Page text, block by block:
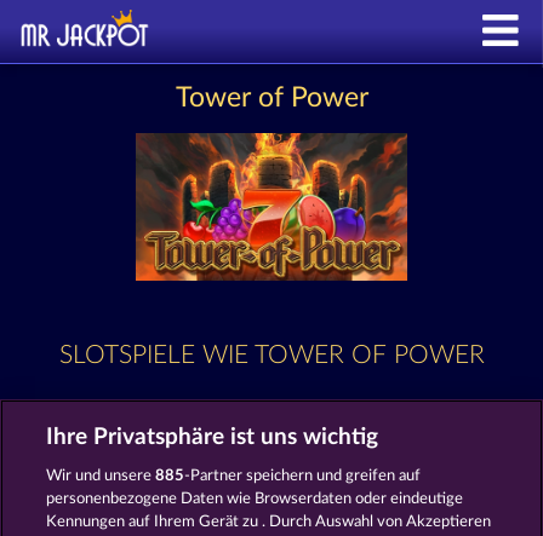
Tower of Power
SLOTSPIELE WIE TOWER OF POWER
Ihre Privatsphäre ist uns wichtig
Wir und unsere885-Partner speichern und greifen auf
personenbezogene Daten wie Browserdaten oder eindeutige
Kennungen auf Ihrem Gerät zu . Durch Auswahl von Akzeptieren